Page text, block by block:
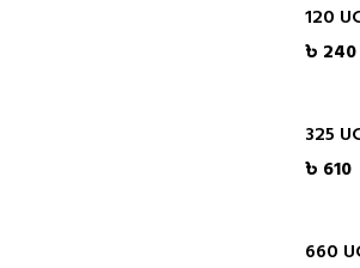
120
৳ 240
325
৳ 610
660